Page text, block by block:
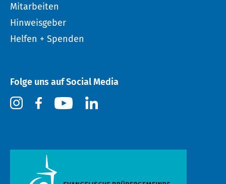
Mitarbeiten
Hinweisgeber
Helfen + Spenden
Folge uns auf Social Media